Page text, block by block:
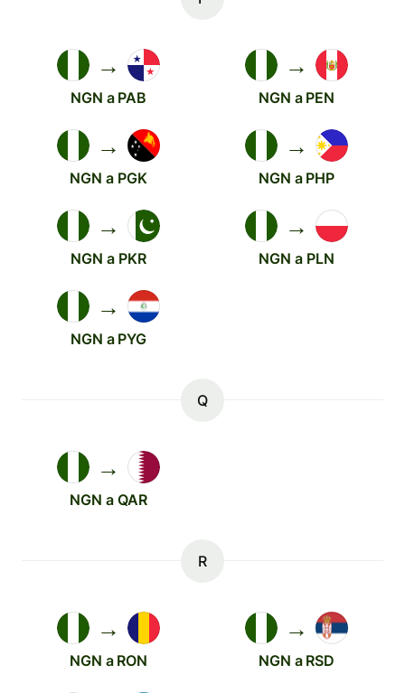
→
NGN a PAB
→
NGN a PEN
→
NGN a PGK
→
NGN a PHP
→
NGN a PKR
→
NGN a PLN
→
NGN a PYG
Q
→
NGN a QAR
R
→
NGN a RON
→
NGN a RSD